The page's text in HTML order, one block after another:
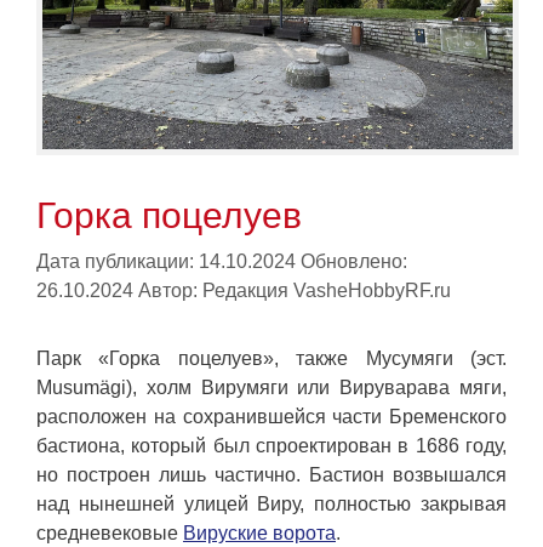
Горка поцелуев
Дата публикации: 14.10.2024 Обновлено:
26.10.2024 Автор: Редакция VasheHobbyRF.ru
Парк «Горка поцелуев», также Мусумяги (эст.
Musumägi), холм Вирумяги или Вируварава мяги,
расположен на сохранившейся части Бременского
бастиона, который был спроектирован в 1686 году,
но построен лишь частично. Бастион возвышался
над нынешней улицей Виру, полностью закрывая
средневековые Вируские ворота.